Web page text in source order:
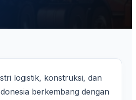
logistik, konstruksi, dan
berkembang dengan